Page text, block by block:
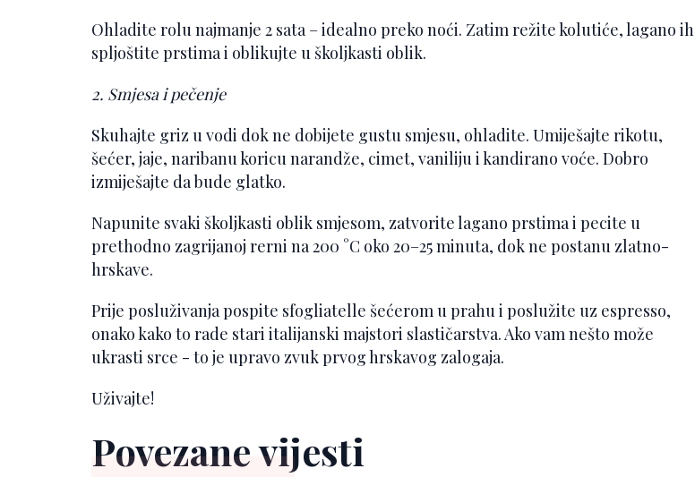
Ohladite rolu najmanje 2 sata – idealno preko noći. Zatim režite kolutiće, lagano ih
spljoštite prstima i oblikujte u školjkasti oblik.
2. Smjesa i pečenje
Skuhajte griz u vodi dok ne dobijete gustu smjesu, ohladite. Umiješajte rikotu,
šećer, jaje, naribanu koricu narandže, cimet, vaniliju i kandirano voće. Dobro
izmiješajte da bude glatko.
Napunite svaki školjkasti oblik smjesom, zatvorite lagano prstima i pecite u
prethodno zagrijanoj rerni na 200 °C oko 20–25 minuta, dok ne postanu zlatno-
hrskave.
Prije posluživanja pospite sfogliatelle šećerom u prahu i poslužite uz espresso,
onako kako to rade stari italijanski majstori slastičarstva. Ako vam nešto može
ukrasti srce - to je upravo zvuk prvog hrskavog zalogaja.
Uživajte!
Povezane vijesti